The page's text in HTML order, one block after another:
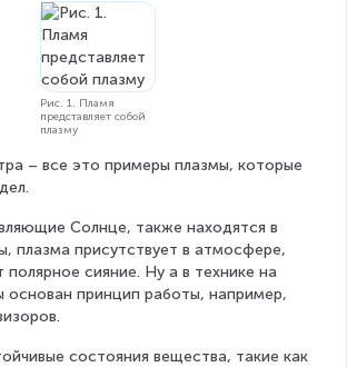
Рис. 1. Пламя
представляет собой
плазму
– все это примеры плазмы, которые
Солнце, также находятся в
плазма присутствует в атмосфере,
полярное сияние. Ну а в технике на
основан принцип работы, например,
состояния вещества, такие как